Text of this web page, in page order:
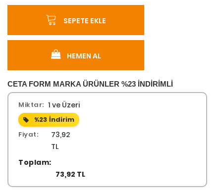
SEPETE EKLE
HEMEN AL
CETA FORM MARKA ÜRÜNLER %23 İNDİRİMLİ
Miktar: 1 ve Üzeri
%23 İndirim
Fiyat:
73,92
TL
Toplam:
73,92 TL